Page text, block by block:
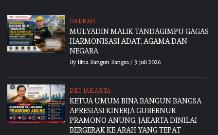
DAERAH
MULYADIN MALIK TANDAGIMPU GAGAS
HARMONISASI ADAT, AGAMA DAN
NEGARA
By Bina Bangun Bangsa/ 3 Juli 2026
DKI JAKARTA
KETUA UMUM BINA BANGUN BANGSA
APRESIASI KINERJA GUBERNUR
PRAMONO ANUNG, JAKARTA DINILAI
BERGERAK KE ARAH YANG TEPAT